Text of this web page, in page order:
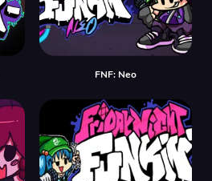
FNF: Neo